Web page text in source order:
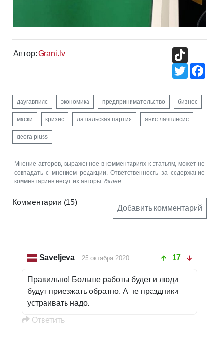
Автор:Grani.lv
Twitter
даугавпилс экономика предпринимательство бизнес
маски кризис латгальская партия янис лачплесис
deora pluss
Мнение авторов, выраженное в комментариях к статьям, может не
совпадать с мнением редакции. Ответственность за содержание
комментариев несут их авторы. далее
Комментарии (15)
Добавить комментарий
Saveljeva 25 октября 2020 17
Правильно! Больше работы будет и люди
будут приезжать обратно. А не праздники
устраивать надо.
Oтветить